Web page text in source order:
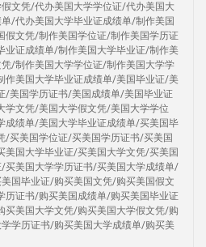
文凭/代办美国大学学位证/代办美国大
/代办美国大学毕业证成绩单/制作美国
假文凭/制作美国学位证/制作美国学历证
业证成绩单/制作美国大学毕业证/制作美
/制作美国大学学位证/制作美国大学学
作美国大学毕业证成绩单/美国毕业证/美
/美国学历证书/美国成绩单/美国毕业证
学文凭/美国大学假文凭/美国大学学位
成绩单/美国大学毕业证成绩单/买美国毕
/买美国学位证/买美国学历证书/买美国
美国大学毕业证/买美国大学文凭/买美国
买美国大学学历证书/买美国大学成绩单/
国毕业证/购买美国文凭/购买美国假文
历证书/购买美国成绩单/购买美国毕业证
买美国大学文凭/购买美国大学假文凭/购
学历证书/购买美国大学成绩单/购买美